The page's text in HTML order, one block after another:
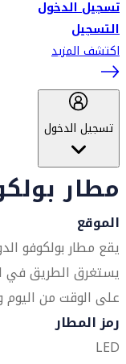
تسجيل الدخول
التسجيل
اكتشف المزيد
تسجيل الدخول
مطار
الموقع
على الوقت من اليوم
رمز المطار
LED